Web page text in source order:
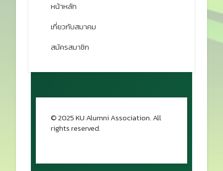
หน้าหลัก
เกี่ยวกับสมาคม
สมัครสมาชิก
© 2025 KU Alumni Association. All
rights reserved.